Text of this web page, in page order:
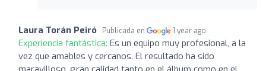
Laura Torán Peiró Publicada en 1 year ago
Experiencia fantástica: Es un equipo muy profesional, a la
vez que amables y cercanos. El resultado ha sido